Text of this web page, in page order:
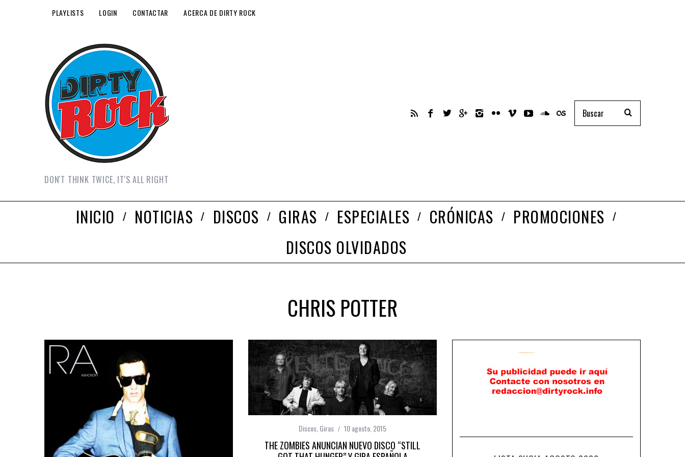
PLAYLISTS LOGIN CONTACTAR ACERCA DE DIRTY ROCK
DON'T THINK TWICE, IT'S ALL RIGHT
INICIO NOTICIAS DISCOS GIRAS ESPECIALES CRÓNICAS
PROMOCIONES
DISCOS OLVIDADOS
CHRIS POTTER
Discos Giras 10 agosto, 2015
THE ZOMBIES ANUNCIAN NUEVO DISCO “STILL